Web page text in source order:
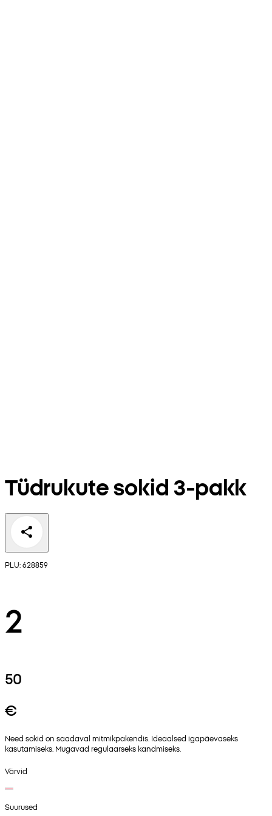
Tüdrukute sokid 3-pakk
PLU: 628859
2
50
€
Need sokid on saadaval mitmikpakendis. Ideaalsed igapäevaseks
kasutamiseks. Mugavad regulaarseks kandmiseks.
Värvid
Suurused